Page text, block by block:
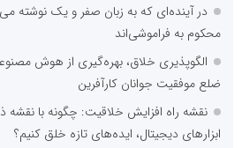
در آینده‌ای که به زبان صفر و یک نوشته
محکوم به فراموشی‌اند
الگوپذیری خلاق، بهره‌گیری از هوش
ضلع موفقیت جوانان کارآفرین
نقشه راه افزایش خلاقیت: چگونه با
ابزارهای دیجیتال، ایده‌های تازه خلق کنیم؟